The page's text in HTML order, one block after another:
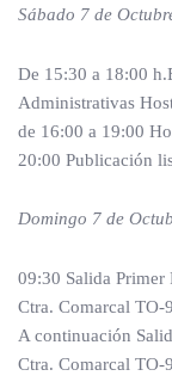
Sábado 7 de
De 15:30 a 18:00
Administrativas
de 16:00 a 19:00
20:00 Publicación
Domingo 7 de
09:30 Salida Primer
Ctra. Comarcal TO-
A continuación
Ctra. Comarcal TO-